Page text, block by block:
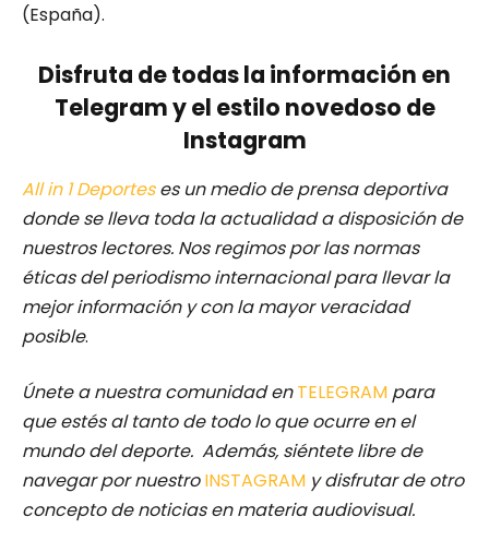
(España).
Disfruta de todas la información en
Telegram y el estilo novedoso de
Instagram
All in 1 Deporteses un medio de prensa deportiva
donde se lleva toda la actualidad a disposición de
nuestros lectores. Nos regimos por las normas
éticas del periodismo internacional para llevar la
mejor información y con la mayor veracidad
posible.
Únete a nuestra comunidad enTELEGRAM para
que estés al tanto de todo lo que ocurre en el
mundo del deporte. Además, siéntete libre de
navegar por nuestro INSTAGRAM y disfrutar de otro
concepto de noticias en materia audiovisual.